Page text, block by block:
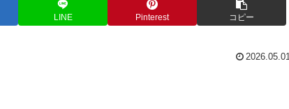
LINE Pinterest コピー
2026.05.01